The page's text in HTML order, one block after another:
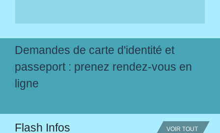
Demandes de carte d'identité et
passeport : prenez rendez-vous en
ligne
Flash Infos VOIR TOUT